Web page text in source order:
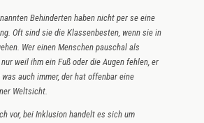
Behinderten haben nicht per se eine
Oft sind sie die Klassenbesten, wenn sie in
Wer einen Menschen pauschal als
weil ihm ein Fuß oder die Augen fehlen, er
auch immer, der hat offenbar eine
Weltsicht.
vor, bei Inklusion handelt es sich um